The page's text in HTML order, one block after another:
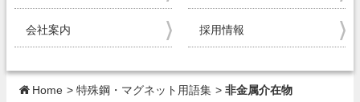
会社案内 採用情報
Home > 特殊鋼・マグネット用語集 > 非金属介在物